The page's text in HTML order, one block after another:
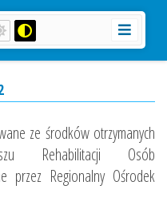
ze środków otrzymanych
Rehabilitacji Osób
przez Regionalny Ośrodek